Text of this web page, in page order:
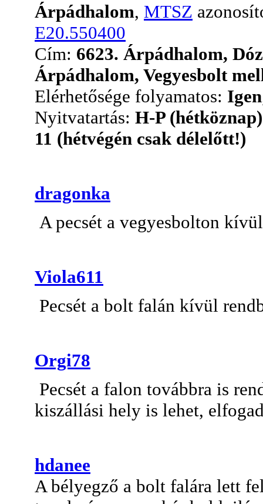
Árpádhalom, MTSZ
E20.550400
Cím: 6623. Árpádhalom,
Árpádhalom, Vegyesbolt
Elérhetősége folyamatos: Igen
Nyitvatartás: H-P
11 (hétvégén csak délelőtt!)
dragonka
A pecsét a vegyesbolton
Viola611
Pecsét a bolt falán kívül
Orgi78
Pecsét a falon továbbra is
kiszállási hely is lehet,
hdanee
A bélyegző a bolt falára lett